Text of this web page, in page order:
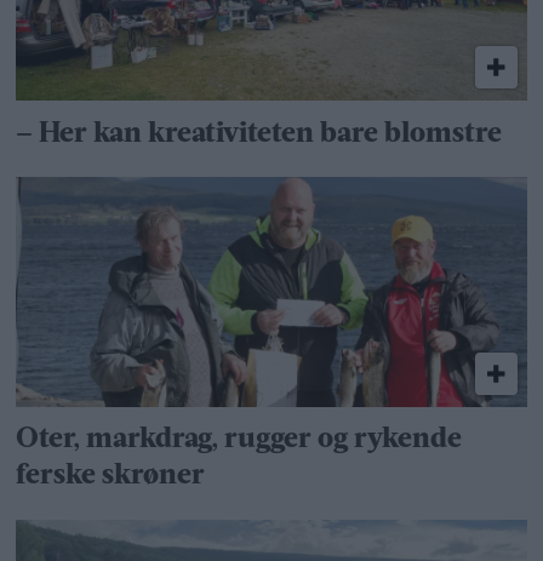
– Her kan kreativiteten bare blomstre
Oter, markdrag, rugger og rykende
ferske skrøner